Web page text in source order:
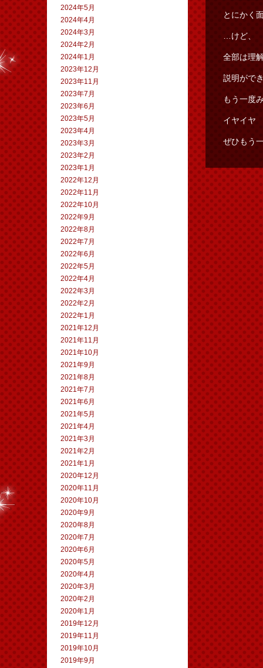
とにかく
…けど、
全部は理
説明がで
もう一度
イヤイヤ
ぜひもう
2024年5月
2024年4月
2024年3月
2024年2月
2024年1月
2023年12月
2023年11月
2023年7月
2023年6月
2023年5月
2023年4月
2023年3月
2023年2月
2023年1月
2022年12月
2022年11月
2022年10月
2022年9月
2022年8月
2022年7月
2022年6月
2022年5月
2022年4月
2022年3月
2022年2月
2022年1月
2021年12月
2021年11月
2021年10月
2021年9月
2021年8月
2021年7月
2021年6月
2021年5月
2021年4月
2021年3月
2021年2月
2021年1月
2020年12月
2020年11月
2020年10月
2020年9月
2020年8月
2020年7月
2020年6月
2020年5月
2020年4月
2020年3月
2020年2月
2020年1月
2019年12月
2019年11月
2019年10月
2019年9月